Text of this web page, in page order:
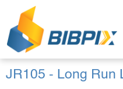
JR105 - Long Run